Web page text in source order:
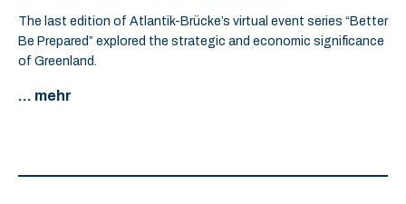
The last edition of Atlantik-Brücke’s virtual event series “Better
Be Prepared” explored the strategic and economic significance
of Greenland.
... mehr